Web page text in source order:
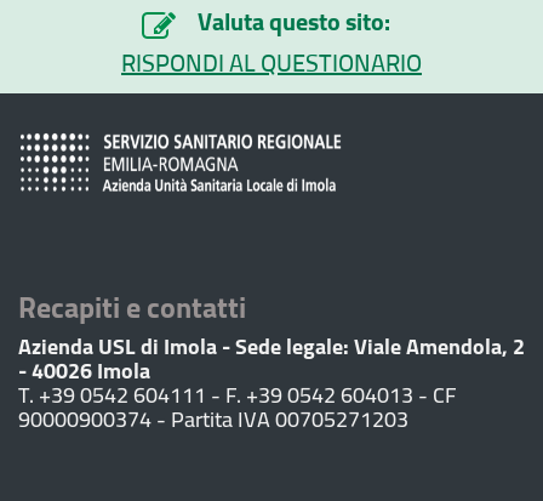
Valuta questo sito:
RISPONDI AL QUESTIONARIO
Recapiti e contatti
Azienda USL di Imola - Sede legale: Viale Amendola, 2
- 40026 Imola
T. +39 0542 604111 - F. +39 0542 604013 - CF
90000900374 - Partita IVA 00705271203